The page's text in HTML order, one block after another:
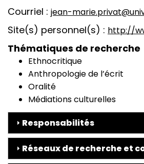
Courriel jean-
Site(s) personnel(s) http://
Thématiques de recherche
Ethnocritique
Anthropologie de l’écrit
Oralité
Médiations culturelles
Responsabilités
Réseaux de recherche et